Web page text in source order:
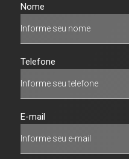
Nome
Telefone
E-mail